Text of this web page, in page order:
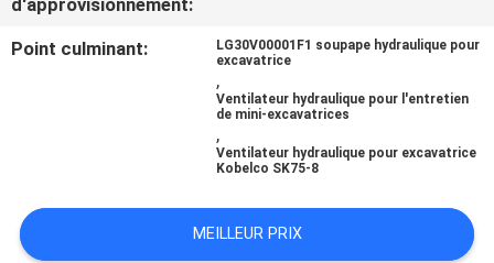
CONTACT
CAS
d'approvisionnement:
Point culminant:
LG30V00001F1 soupape hydraulique pour
excavatrice
,
Ventilateur hydraulique pour l'entretien
de mini-excavatrices
,
Ventilateur hydraulique pour excavatrice
Kobelco SK75-8
MEILLEUR PRIX